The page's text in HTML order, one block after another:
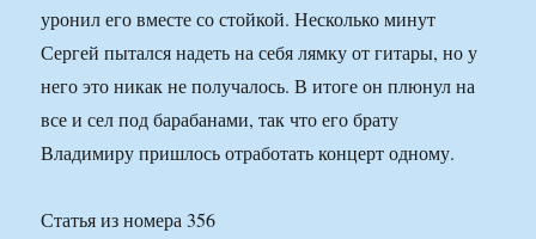
уронил его вместе со стойкой. Несколько минут
Сергей пытался надеть на себя лямку от гитары, но у
него это никак не получалось. В итоге он плюнул на
все и сел под барабанами, так что его брату
Владимиру пришлось отработать концерт одному.
Статья из номера 356